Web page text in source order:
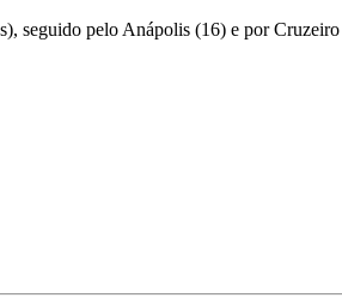
seguido pelo Anápolis (16) e por